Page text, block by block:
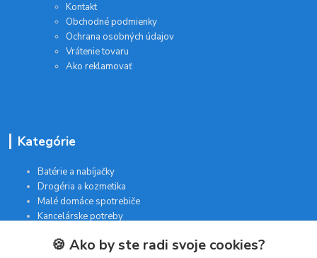
Kontakt
Obchodné podmienky
Ochrana osobných údajov
Vrátenie tovaru
Ako reklamovať
Kategórie
Batérie a nabíjačky
Drogéria a kozmetika
Malé domáce spotrebiče
Kancelárske potreby
🍪 Ako by ste radi svoje cookies?